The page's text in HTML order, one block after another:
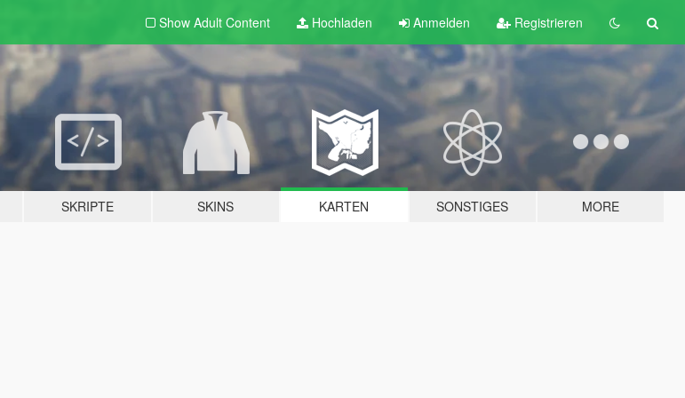
Show Adult Content Hochladen Anmelden Registrieren
SKRIPTE SKINS KARTEN SONSTIGES MORE